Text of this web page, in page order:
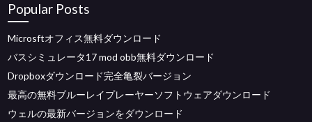
Popular Posts
Microsftオフィス無料ダウンロード
バスシミュレータ17 mod obb無料ダウンロード
Dropboxダウンロード完全亀裂バージョン
最高の無料ブルーレイプレーヤーソフトウェアダウンロード
ウェルの最新バージョンをダウンロード